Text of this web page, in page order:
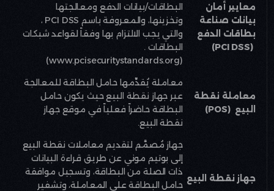
معايير أمان
بيانات صناعة
بطاقات الدفع
(PCI DSS)
البطاقات/بيانات الدفع ومعالجتها
وتخزينها، والمعروفة باسم PCI DSS ،
والتي يجب الالتزام بها وفقاً لقواعد شبكات
البطاقات .
(www.pcisecuritystandards.org)
معاملة نقطة
البيع (POS)
معاملة يُقدِّمها حامل البطاقة للمعالجة
عبر جهاز نقطة البيع حيث يكون حامل
البطاقة حاضراً فعلياً في موقع جهاز
نقطة البيع.
جهاز نقطة البيع
جهاز مُصمَّم لتقديم معاملات نقطة البيع
إلى بوتيم موني عن طريق قراءة البيانات
ذات الصلة من البطاقة، وتسجيل موافقة
حامل البطاقة على المعاملة، وتشفير